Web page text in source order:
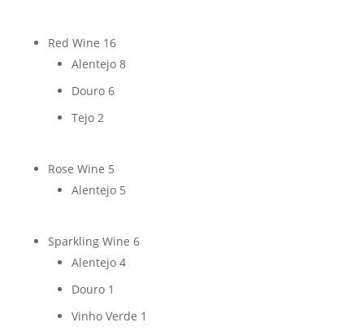
Red Wine 16
Alentejo 8
Douro 6
Tejo 2
Rose Wine 5
Alentejo 5
Sparkling Wine 6
Alentejo 4
Douro 1
Vinho Verde 1